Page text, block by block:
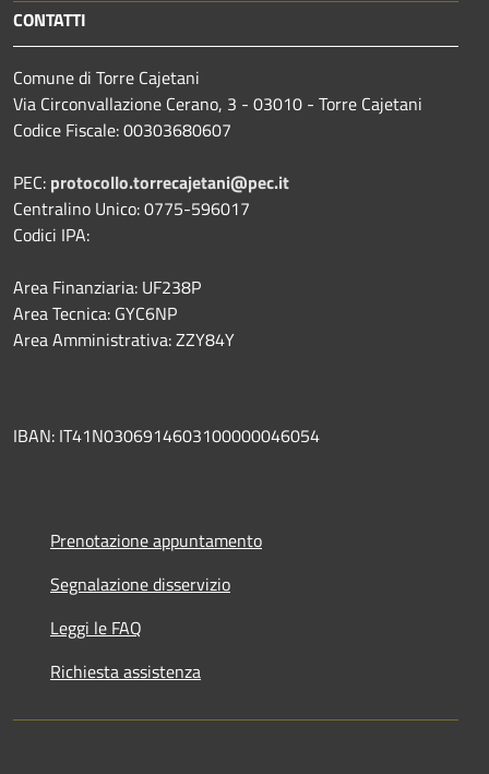
CONTATTI
Comune di Torre Cajetani
Via Circonvallazione Cerano, 3 - 03010 - Torre Cajetani
Codice Fiscale: 00303680607
PEC: protocollo.torrecajetani@pec.it
Centralino Unico: 0775-596017
Codici IPA:
Area Finanziaria: UF238P
Area Tecnica: GYC6NP
Area Amministrativa: ZZY84Y
IBAN: IT41N0306914603100000046054
Prenotazione appuntamento
Segnalazione disservizio
Leggi le FAQ
Richiesta assistenza